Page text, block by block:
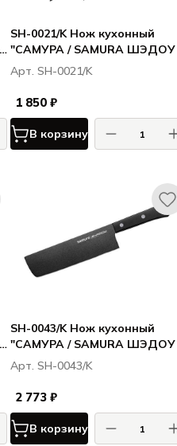
SH-0021/K Нож кухонный
"САМУРА / SAMURA ШЭДОУ
SHADOW" универсальный с
покр. Black-coating 120мм,
AUS-8, ABS пластик
Арт. SH-0021/K
1 850 ₽
В корзину
SH-0043/K Нож кухонный
"САМУРА / SAMURA ШЭДОУ
SHADOW" накири с
покрытием Black-coating
мм, AUS-8, ABS пластик
Арт. SH-0043/K
2 773 ₽
В корзину